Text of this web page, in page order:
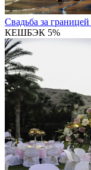
Свадьба за границей
КЕШБЭК 5%